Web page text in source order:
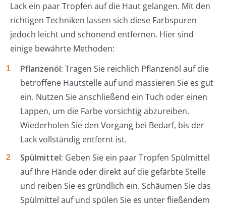
Lack ein paar Tropfen auf die Haut gelangen. Mit den
richtigen Techniken lassen sich diese Farbspuren
jedoch leicht und schonend entfernen. Hier sind
einige bewährte Methoden:
Pflanzenöl: Tragen Sie reichlich Pflanzenöl auf die
betroffene Hautstelle auf und massieren Sie es gut
ein. Nutzen Sie anschließend ein Tuch oder einen
Lappen, um die Farbe vorsichtig abzureiben.
Wiederholen Sie den Vorgang bei Bedarf, bis der
Lack vollständig entfernt ist.
Spülmittel: Geben Sie ein paar Tropfen Spülmittel
auf Ihre Hände oder direkt auf die gefärbte Stelle
und reiben Sie es gründlich ein. Schäumen Sie das
Spülmittel auf und spülen Sie es unter fließendem